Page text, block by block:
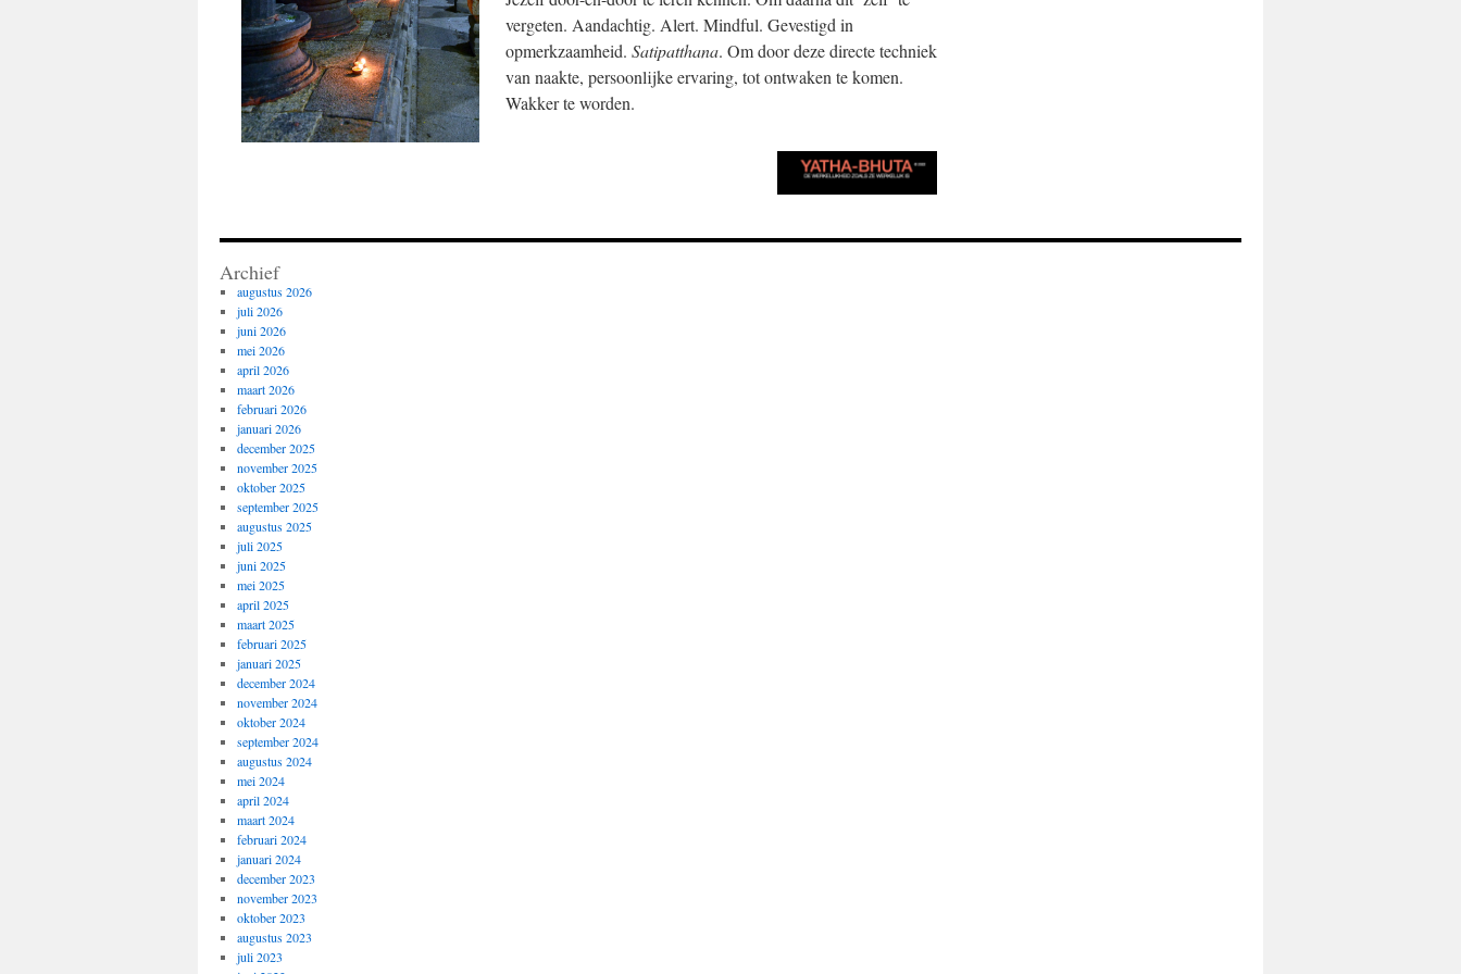
vergeten. Aandachtig. Alert. Mindful. Gevestigd in
opmerkzaamheid. Satipatthana. Om door deze directe techniek
van naakte, persoonlijke ervaring, tot ontwaken te komen.
Wakker te worden.
Archief
augustus 2026
juli 2026
juni 2026
mei 2026
april 2026
maart 2026
februari 2026
januari 2026
december 2025
november 2025
oktober 2025
september 2025
augustus 2025
juli 2025
juni 2025
mei 2025
april 2025
maart 2025
februari 2025
januari 2025
december 2024
november 2024
oktober 2024
september 2024
augustus 2024
mei 2024
april 2024
maart 2024
februari 2024
januari 2024
december 2023
november 2023
oktober 2023
augustus 2023
juli 2023